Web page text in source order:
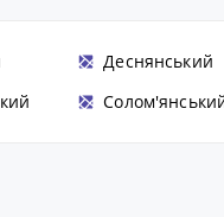
Деснянський